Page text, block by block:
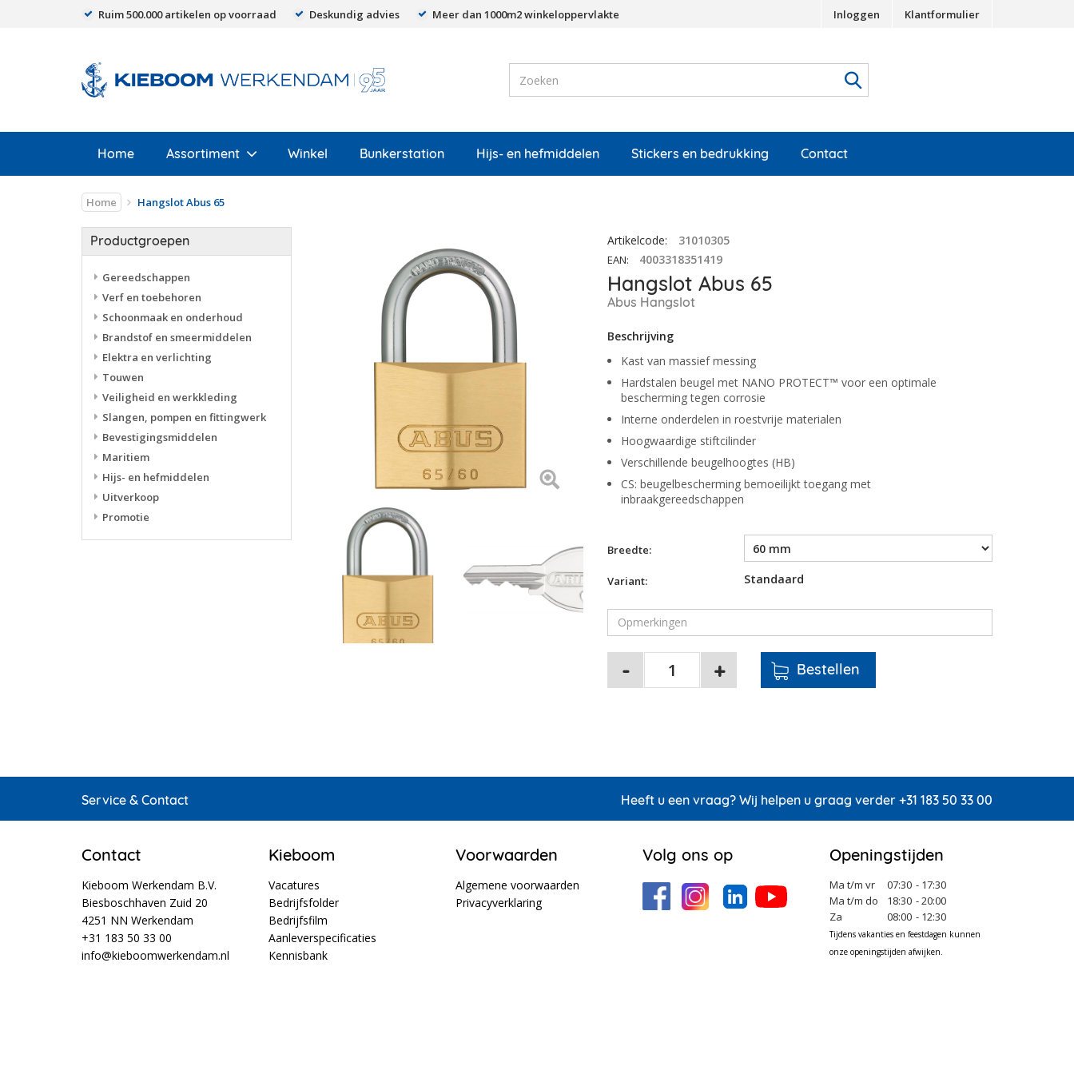
Ruim 500.000 artikelen op voorraad Deskundig advies Meer dan 1000m2 winkeloppervlakte Inloggen Klantformulier
Home Assortiment Winkel Bunkerstation Hijs- en hefmiddelen Stickers en bedrukking Contact
Home Hangslot Abus 65
Productgroepen
Gereedschappen
Verf en toebehoren
Schoonmaak en onderhoud
Brandstof en smeermiddelen
Elektra en verlichting
Touwen
Veiligheid en werkkleding
Slangen, pompen en fittingwerk
Bevestigingsmiddelen
Maritiem
Hijs- en hefmiddelen
Uitverkoop
Promotie
Artikelcode: 31010305
EAN: 4003318351419
Hangslot Abus 65
Abus Hangslot
Beschrijving
Kast van massief messing
Hardstalen beugel met NANO PROTECT™ voor een optimale
bescherming tegen corrosie
Interne onderdelen in roestvrije materialen
Hoogwaardige stiftcilinder
Verschillende beugelhoogtes (HB)
CS: beugelbescherming bemoeilijkt toegang met
inbraakgereedschappen
Breedte:
Variant: Standaard
Service & Contact Heeft u een vraag? Wij helpen u graag verder +31 183 50 33 00
Contact
Kieboom Werkendam B.V.
Biesboschhaven Zuid 20
4251 NN Werkendam
+31 183 50 33 00
info@kieboomwerkendam.nl
Kieboom
Vacatures
Bedrijfsfolder
Bedrijfsfilm
Aanleverspecificaties
Kennisbank
Voorwaarden
Algemene voorwaarden
Privacyverklaring
Volg ons op Openingstijden
Ma t/m vr 07:30 - 17:30
Ma t/m do
18:30 - 20:00
Za
08:00 - 12:30
Tijdens vakanties en feestdagen kunnen
onze openingstijden afwijken.